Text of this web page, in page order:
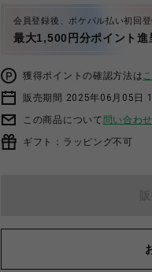
「わんぱく！刀剣乱舞
会員登録後、ポケパル払い初回
最大1,500円分ポイント進
獲得ポイントの確認方法は
販売期間 2025年06月05日
この商品について 問い合わ
ギフト：ラッピング不可